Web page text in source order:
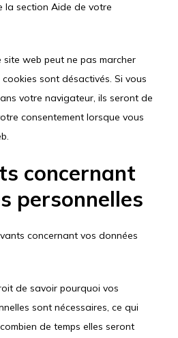
la section Aide de votre
web peut ne pas marcher
sont désactivés. Si vous
votre navigateur, ils seront de
consentement lorsque vous
concernant
personnelles
concernant vos données
de savoir pourquoi vos
sont nécessaires, ce qui
de temps elles seront